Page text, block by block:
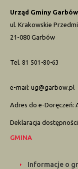
Urząd Gminy Garbów
ul. Krakowskie
21-080 Garbów
Tel. 81 501-80-63
e-mail: ug@garbow.pl
Adres do e-Doręczeń:
Deklaracja dostępności
GMINA
Informacje o